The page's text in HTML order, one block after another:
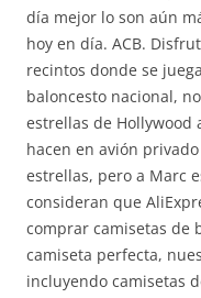
día mejor lo son aún
hoy en día. ACB.
recintos donde se
baloncesto nacional,
estrellas de Hollywood
hacen en avión
estrellas, pero a Marc
consideran que
comprar camisetas de
camiseta perfecta,
incluyendo camisetas